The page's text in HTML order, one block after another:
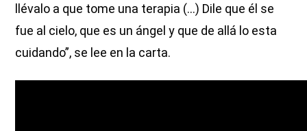
llévalo a que tome una terapia (...) Dile que él se
fue al cielo, que es un ángel y que de allá lo esta
cuidando”, se lee en la carta.